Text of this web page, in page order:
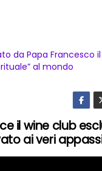
da Papa Francesco
al mondo
il wine club
ai veri